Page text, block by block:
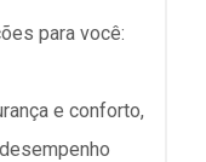
para você:
e conforto,